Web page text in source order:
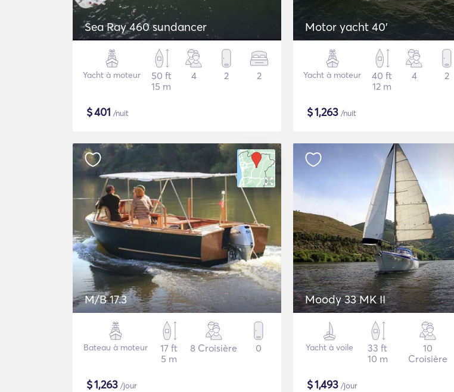
Sea Ray 460 sundancer
Yacht à moteur
50 ft
15 m
4 2 2
$401 /nuit
Motor yacht 40'
Yacht à moteur
40 ft
12 m
4 2
$1,263 /nuit
M/B 17.3
Bateau à moteur
17 ft
5 m
8 Croisière 0
$1,263 /jour
Moody 33 MK II
Yacht à voile
33 ft
10 m
10
Croisière
$1,493 /jour